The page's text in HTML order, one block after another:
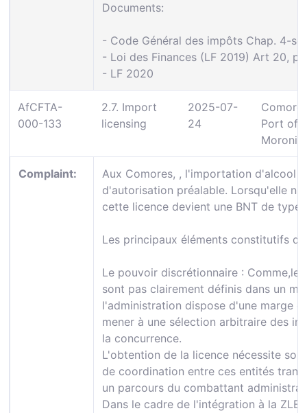
Documents:
- Code Général des impôts Chap. 4-
- Loi des Finances (LF 2019) Art 20,
- LF 2020
AfCFTA-
000-133
2.7. Import
licensing
2025-07-
24
Port of
Moroni
Complaint:
Aux Comores, , l'importation d'alcool
d'autorisation préalable. Lorsqu'elle
cette licence devient une BNT de type
Les principaux éléments constitutifs
Le pouvoir discrétionnaire :
sont pas clairement définis dans un
l'administration dispose d'une marge
mener à une sélection arbitraire des
la concurrence.
L'obtention de la licence nécessite
de coordination entre ces entités
un parcours du combattant
Dans le cadre de l'intégration à la